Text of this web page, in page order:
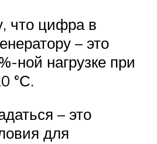
что цифра в
– это
ной нагрузке при
°С.
– это
для